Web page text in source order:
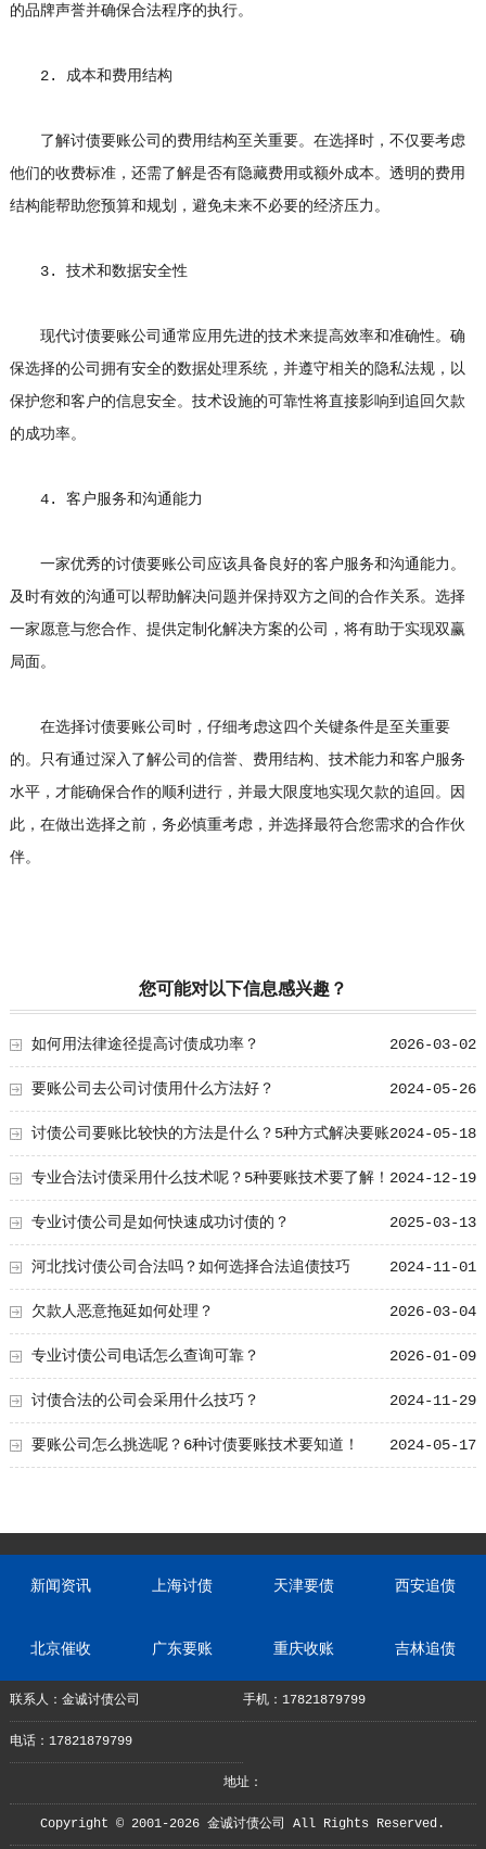
的品牌声誉并确保合法程序的执行。
2. 成本和费用结构
了解讨债要账公司的费用结构至关重要。在选择时，不仅要考虑
他们的收费标准，还需了解是否有隐藏费用或额外成本。透明的费用
结构能帮助您预算和规划，避免未来不必要的经济压力。
3. 技术和数据安全性
现代讨债要账公司通常应用先进的技术来提高效率和准确性。确
保选择的公司拥有安全的数据处理系统，并遵守相关的隐私法规，以
保护您和客户的信息安全。技术设施的可靠性将直接影响到追回欠款
的成功率。
4. 客户服务和沟通能力
一家优秀的讨债要账公司应该具备良好的客户服务和沟通能力。
及时有效的沟通可以帮助解决问题并保持双方之间的合作关系。选择
一家愿意与您合作、提供定制化解决方案的公司，将有助于实现双赢
局面。
在选择讨债要账公司时，仔细考虑这四个关键条件是至关重要
的。只有通过深入了解公司的信誉、费用结构、技术能力和客户服务
水平，才能确保合作的顺利进行，并最大限度地实现欠款的追回。因
此，在做出选择之前，务必慎重考虑，并选择最符合您需求的合作伙
伴。
您可能对以下信息感兴趣？
2026-03-02
如何用法律途径提高讨债成功率？
2024-05-26
要账公司去公司讨债用什么方法好？
2024-05-18
讨债公司要账比较快的方法是什么？5种方式解决要账
难问题！ 2024-12-19
专业合法讨债采用什么技术呢？5种要账技术要了解！
2025-03-13
专业讨债公司是如何快速成功讨债的？
2024-11-01
河北找讨债公司合法吗？如何选择合法追债技巧
2026-03-04
欠款人恶意拖延如何处理？
2026-01-09
专业讨债公司电话怎么查询可靠？
2024-11-29
讨债合法的公司会采用什么技巧？
2024-05-17
要账公司怎么挑选呢？6种讨债要账技术要知道！
新闻资讯 上海讨债 天津要债 西安追债
北京催收 广东要账 重庆收账 吉林追债
联系人：金诚讨债公司 手机：17821879799
电话：17821879799
地址：
Copyright © 2001-2026 金诚讨债公司 All Rights Reserved.